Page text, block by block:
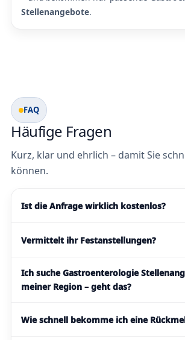
Stellenangebote.
FAQ
Häufige Fragen
Kurz, klar und ehrlich – damit Sie
können.
Ist die Anfrage wirklich kostenlos?
Vermittelt ihr Festanstellungen?
Ich suche Gastroenterologie
meiner Region – geht das?
Wie schnell bekomme ich eine